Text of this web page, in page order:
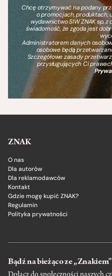
Chcę otrzymywać na podany
o promocjach, produktach,
wydawnictwo SIW ZNAK sp. z
świadomość, że zgoda jest
Administratorem danych
osobowe będą
Szczegółowe zasady
przysługujących Ci
ZNAK
O nas
Dla autorów
Dla reklamodawców
Kontakt
Gdzie mogę kupić ZNAK?
Regulamin
Polityka prywatności
Bądź na bieżąco ze „Znakiem”